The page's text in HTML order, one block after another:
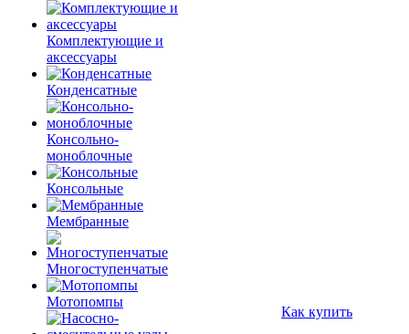
Комплектующие и
аксессуары
Конденсатные
Консольно-
моноблочные
Консольные
Мембранные
Многоступенчатые
Мотопомпы
Как купить